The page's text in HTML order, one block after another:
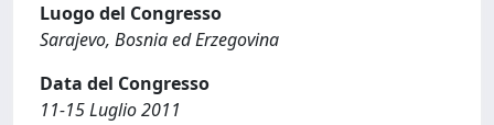
Luogo del Congresso
Sarajevo, Bosnia ed Erzegovina
Data del Congresso
11-15 Luglio 2011